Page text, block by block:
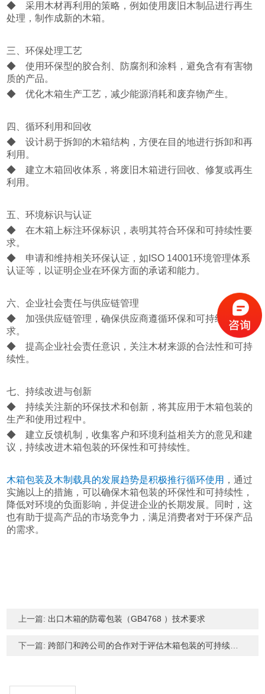
◆ 采用木材再利用的策略，例如使用废旧木制品进行再生
处理，制作成新的木箱。
三、环保处理工艺
◆ 使用环保型的胶合剂、防腐剂和涂料，避免含有有害物
质的产品。
◆ 优化木箱生产工艺，减少能源消耗和废弃物产生。
四、循环利用和回收
◆ 设计易于拆卸的木箱结构，方便在目的地进行拆卸和再
利用。
◆ 建立木箱回收体系，将废旧木箱进行回收、修复或再生
利用。
五、环境标识与认证
◆ 在木箱上标注环保标识，表明其符合环保和可持续性要
求。
◆ 申请和维持相关环保认证，如ISO 14001环境管理体系
认证等，以证明企业在环保方面的承诺和能力。
六、企业社会责任与供应链管理
◆ 加强供应链管理，确保供应商遵循环保和可持续性要
求。
◆ 提高企业社会责任意识，关注木材来源的合法性和可持
续性。
七、持续改进与创新
◆ 持续关注新的环保技术和创新，将其应用于木箱包装的
生产和使用过程中。
◆ 建立反馈机制，收集客户和环境利益相关方的意见和建
议，持续改进木箱包装的环保性和可持续性。
木箱包装及木制载具的发展趋势是积极推行循环使用 ，通过
实施以上的措施，可以确保木箱包装的环保性和可持续性，
降低对环境的负面影响，并促进企业的长期发展。同时，这
也有助于提高产品的市场竞争力，满足消费者对于环保产品
的需求。
上一篇: 出口木箱的防霉包装（GB4768 ）技术要求
下一篇:跨部门和跨公司的合作对于评估木箱包装的可持续性至关重要